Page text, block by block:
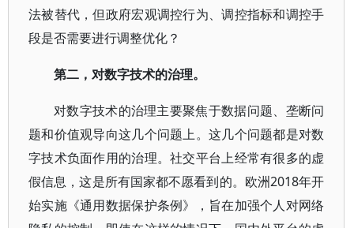
法被替代，但政府宏观调控行为、调控指标和调控手
段是否需要进行调整优化？
第二，对数字技术的治理。
对数字技术的治理主要聚焦于数据问题、垄断问
题和价值观导向这几个问题上。这几个问题都是对数
字技术负面作用的治理。社交平台上经常有很多的虚
假信息，这是所有国家都不愿看到的。欧洲2018年开
始实施《通用数据保护条例》，旨在加强个人对网络